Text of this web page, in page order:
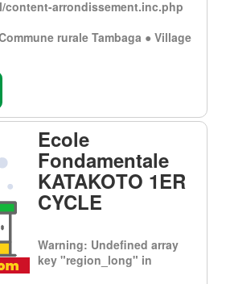
content-arrondissement.inc.php
rurale Tambaga ● Village
Ecole
Fondamentale
KATAKOTO 1ER
CYCLE
Warning: Undefined array
key "region_long" in